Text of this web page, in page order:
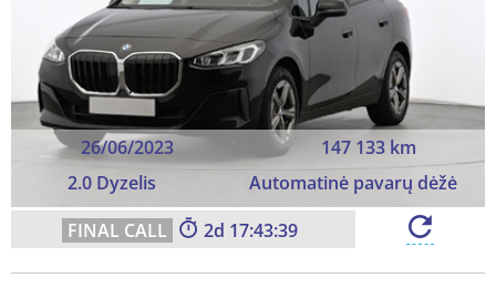
26/06/2023
147 133 km
2.0 Dyzelis
Automatinė pavarų dėžė
2 17:43:37